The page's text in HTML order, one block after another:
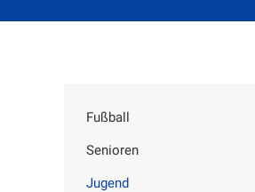
Fußball
Senioren
Jugend